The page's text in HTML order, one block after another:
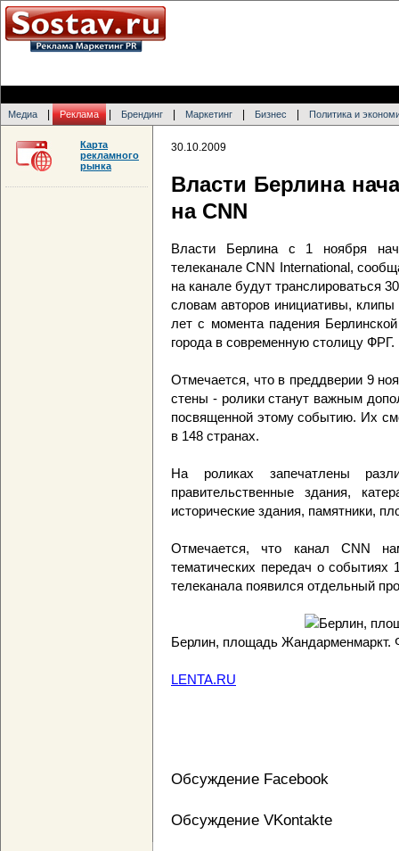
Медиа Реклама Брендинг Маркетинг Бизнес Политика и
30.10.2009
Власти Берлина
на CNN
Власти Берлина с 1 ноября
телеканале CNN International,
на канале будут транслироваться
словам авторов инициативы, клипы
лет с момента падения
города в современную столицу ФРГ.
Отмечается, что в преддверии 9
стены - ролики станут важным
посвященной этому событию. Их
в 148 странах.
На роликах запечатлены
правительственные здания,
исторические здания, памятники,
Отмечается, что канал CNN
тематических передач о событиях
телеканала появился отдельный
Берлин, площадь Жандарменмаркт.
LENTA.RU
Обсуждение Facebook
Обсуждение VKontakte
Карта
рекламного
рынка